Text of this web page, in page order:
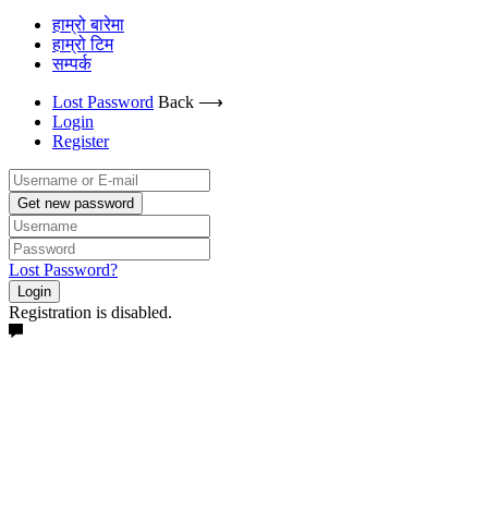
हाम्रो बारेमा
हाम्रो टिम
सम्पर्क
Lost Password Back ⟶
Login
Register
Get new password
Lost Password?
Login
Registration is disabled.